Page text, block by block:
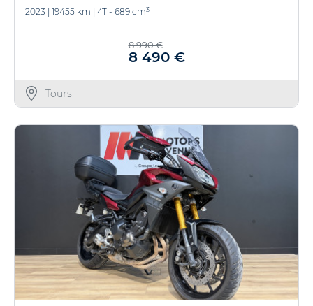
2023 19455 km 4T - 689 cm3
8 990 €
8 490 €
Tours